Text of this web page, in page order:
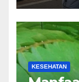
KESEHATAN